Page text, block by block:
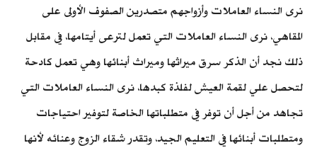
نرى النساء العاملات وأزواجهم متصدرين الصفوف الأولى على
المقاهي، نرى النساء العاملات التي تعمل لترعى أيتامها، في مقابل
ذلك نجد أن الذكر سرق ميراثها وميراث أبنائها وهي تعمل كادحة
لتحصل علي لقمة العيش لفلذة كبدها، نرى النساء العاملات التي
تجاهد من أجل أن توفر في متطلباتها الخاصة لتوفير احتياجات
ومتطلبات أبنائها في التعليم الجيد، وتقدر شقاء الزوج وعنائه لأنها